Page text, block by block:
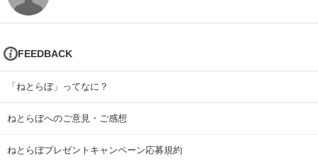
FEEDBACK
「ねとらぼ」ってなに？
ねとらぼへのご意見・ご感想
ねとらぼプレゼントキャンペーン応募規約